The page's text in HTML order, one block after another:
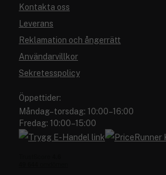
Kontakta oss
Leverans
Reklamation och ångerrätt
Användarvillkor
Sekretesspolicy
Öppettider:
Måndag–torsdag: 10:00–16:00
Fredag: 10:00–15:00